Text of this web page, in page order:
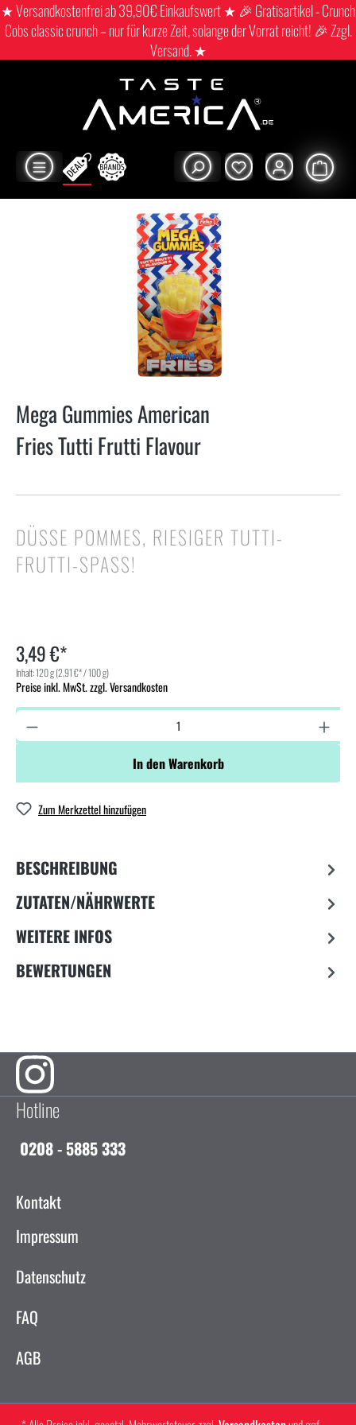
★ Versandkostenfrei ab 39,90€ Einkaufswert ★ 🎉 Gratisartikel - Crunch
Cobs classic crunch – nur für kurze Zeit, solange der Vorrat reicht! 🎉 Zzgl.
Versand. ★
Mega Gummies American
Fries Tutti Frutti Flavour
DÜSSE POMMES, RIESIGER TUTTI-F
RUTTI-SPASS!
3,49 €*
Inhalt:120 g(2,91 €* / 100 g)
Preise inkl. MwSt. zzgl. Versandkosten
In den Warenkorb
Zum Merkzettel hinzufügen
BESCHREIBUNG
ZUTATEN/NÄHRWERTE
WEITERE INFOS
BEWERTUNGEN
Hotline
0208 - 5885 333
Kontakt
Impressum
Datenschutz
FAQ
AGB